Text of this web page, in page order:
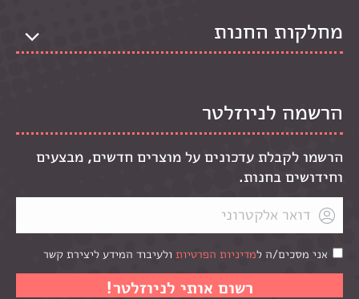
מחלקות החנות
הרשמה לניוזלטר
הרשמו לקבלת עדכונים על מוצרים חדשים, מבצעים
וחידושים בחנות.
אני מסכים/ה למדיניות הפרטיות ולעיבוד המידע ליצירת קשר